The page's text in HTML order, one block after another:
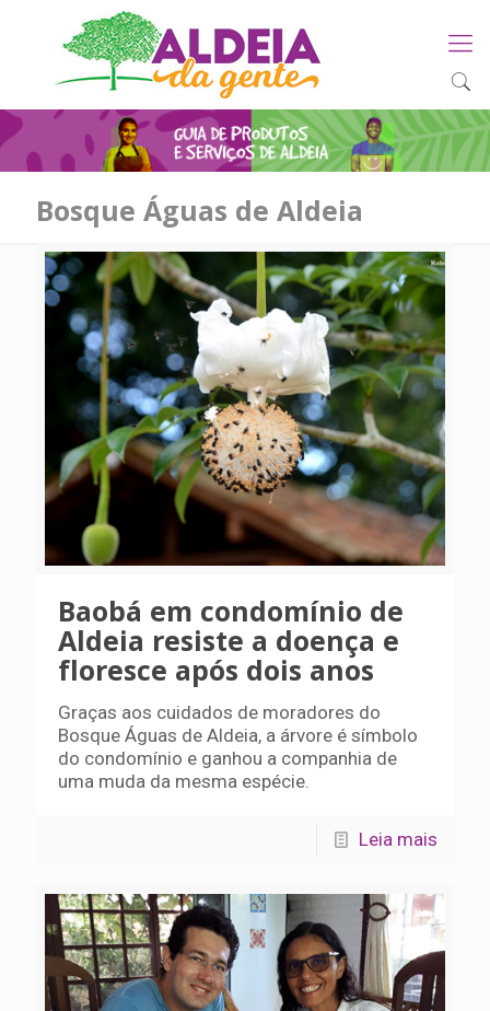
Bosque Águas de Aldeia
Baobá em condomínio de
Aldeia resiste a doença e
floresce após dois anos
Graças aos cuidados de moradores do
Bosque Águas de Aldeia, a árvore é símbolo
do condomínio e ganhou a companhia de
uma muda da mesma espécie.
Leia mais